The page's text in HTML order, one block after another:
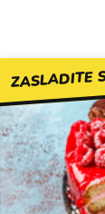
ZASLADITE